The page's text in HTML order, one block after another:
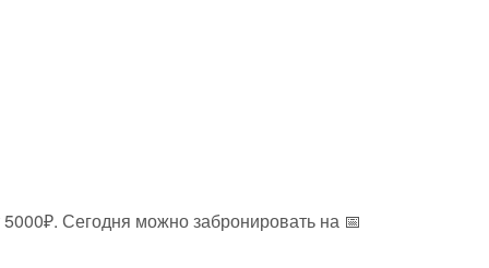
Сегодня можно забронировать на 📅